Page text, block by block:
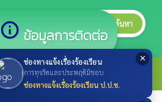
✕
ช่องทางแจ้งเรื่องร้องเรียน
การทุจริตและประพฤติมิชอบ
ช่องทางแจ้งเรื่องร้องเรียน ป.ป.ช.
info_outline ข้อมูลการติดต่อ
ค้นหา